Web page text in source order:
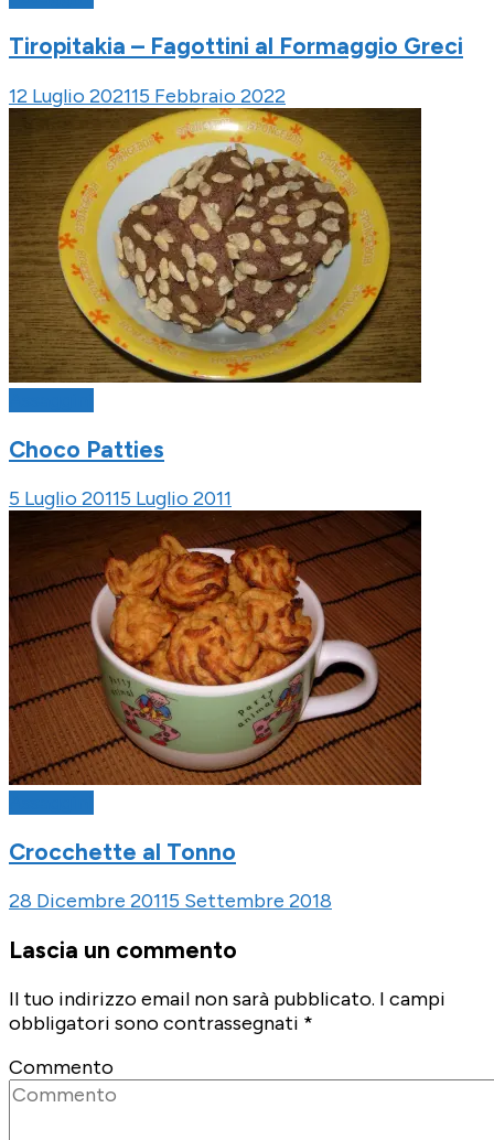
Tiropitakia – Fagottini al Formaggio Greci
12 Luglio 202115 Febbraio 2022
Choco Patties
5 Luglio 20115 Luglio 2011
Crocchette al Tonno
28 Dicembre 20115 Settembre 2018
Lascia un commento
Il tuo indirizzo email non sarà pubblicato. I campi
obbligatori sono contrassegnati *
Commento